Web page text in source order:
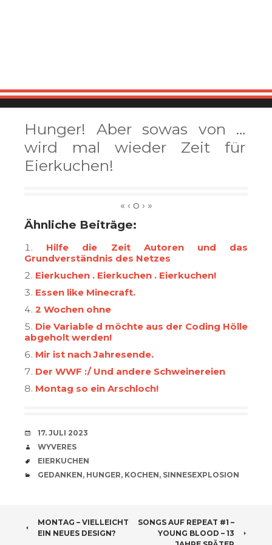
Hunger! Aber sowas von …
wird mal wieder Zeit für
Eierkuchen!
Ähnliche Beiträge:
Hilfe die Zeit Autoren und das
Grundverständnis des Netzes
Eierkuchen . Eierkuchen . Eierkuchen!
Essen like Minecraft.
2 Wochen ohne
Die Variable d möchte aus der Coding Hölle
abgeholt werden!
Mir ist nach Jahresende.
Der WWF :/ Und andere Schweinereien
Montag so ein Arschloch!
VERABREDUNG
17. JULI 2023
VERFASSER
WYVERES
SCHLAGWÖRTER
EIERKUCHEN
CATEGORIES
GEDANKEN, HUNGER, KOCHEN, SINNESEXPLOSION
BEITRAGSNAVIGATION
MONTAG – VIELLEICHT
EIN NEUES DESIGN?
SONGS AUF REPEAT #1 –
YOUNG BLOOD – 13